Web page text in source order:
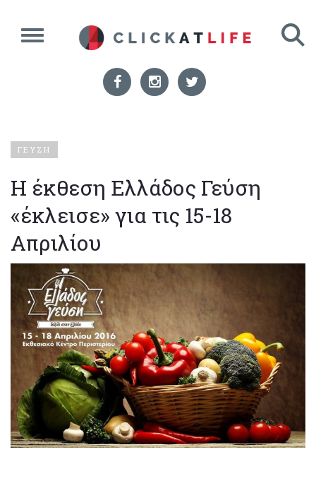
ΓΕΥΣΗ
Η έκθεση Ελλάδος Γεύση
«έκλεισε» για τις 15-18
Απριλίου